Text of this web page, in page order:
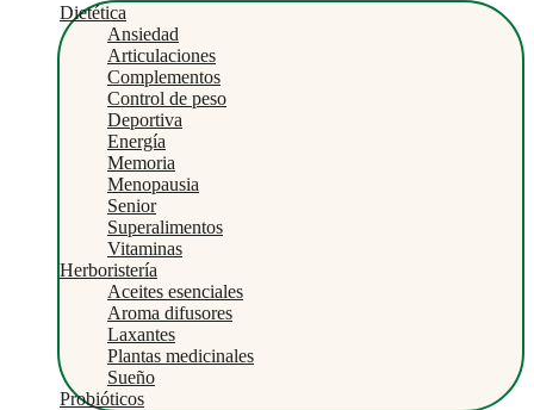
Dietética
Ansiedad
Articulaciones
Complementos
Control de peso
Deportiva
Energía
Memoria
Menopausia
Senior
Superalimentos
Vitaminas
Herboristería
Aceites esenciales
Aroma difusores
Laxantes
Plantas medicinales
Sueño
Probióticos